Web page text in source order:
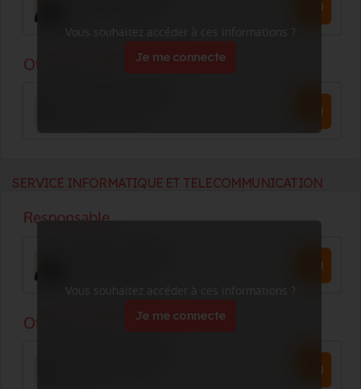
Vous souhaitez accéder à ces informations ?
Je me connecte
SERVICE INFORMATIQUE ET TELECOMMUNICATION
Vous souhaitez accéder à ces informations ?
Je me connecte